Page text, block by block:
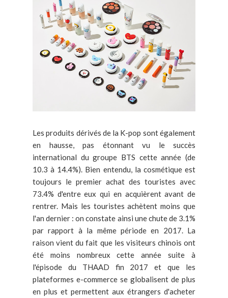
Les produits dérivés de la K-pop sont également
en hausse, pas étonnant vu le succès
international du groupe BTS cette année (de
10.3 à 14.4%). Bien entendu, la cosmétique est
toujours le premier achat des touristes avec
73.4% d'entre eux qui en acquièrent avant de
rentrer. Mais les touristes achètent moins que
l'an dernier : on constate ainsi une chute de 3.1%
par rapport à la même période en 2017. La
raison vient du fait que les visiteurs chinois ont
été moins nombreux cette année suite à
l'épisode du THAAD fin 2017 et que les
plateformes e-commerce se globalisent de plus
en plus et permettent aux étrangers d'acheter